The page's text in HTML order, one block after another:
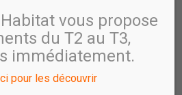
vous propose
du T2 au T3,
immédiatement.
pour les découvrir